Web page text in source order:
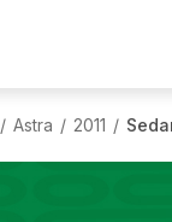
/ Astra / 2011 /